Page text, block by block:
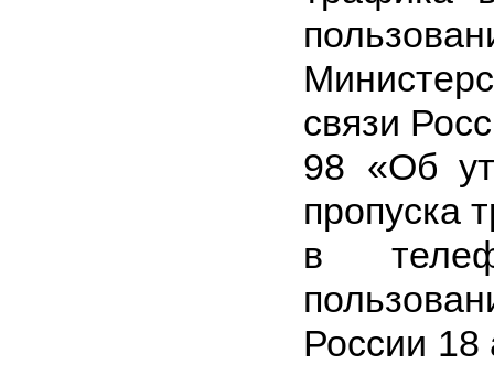
связи
98 «Об
пропуска
в
России 18